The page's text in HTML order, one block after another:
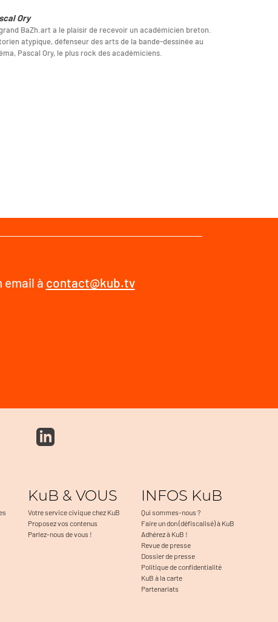
Ory
BaZh.art a le plaisir de recevoir un académicien breton.
atypique, défenseur des arts de la bande-dessinée au
Pascal Ory, le plus rock des académiciens.
email à contact@kub.tv
KuB & VOUS
Votre service civique chez KuB
Proposez vos contenus
Parlez-nous de vous !
INFOS KuB
Qui sommes-nous ?
Faire un don (défiscalisé) à KuB
Adhérez à KuB !
Revue de presse
Dossier de presse
Politique de confidentialité
KuB à la carte
Partenariats